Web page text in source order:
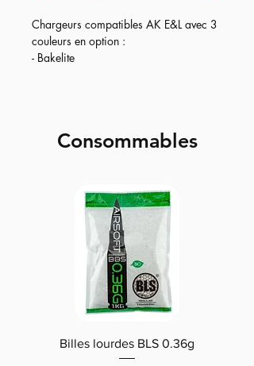
Chargeurs compatibles AK E&L avec 3
couleurs en option :
- Bakelite
Consommables
Billes lourdes BLS 0.36g